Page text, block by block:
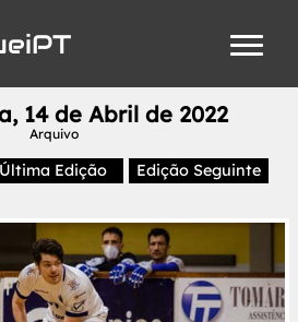
14 de Abril de 2022
Arquivo
Última Edição Edição Seguinte